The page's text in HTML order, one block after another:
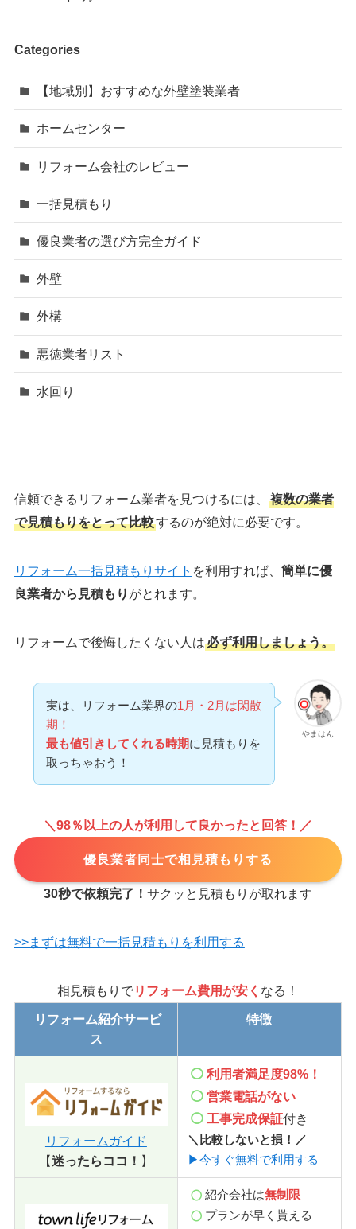
Categories
【地域別】おすすめな外壁塗装業者
ホームセンター
リフォーム会社のレビュー
一括見積もり
優良業者の選び方完全ガイド
外壁
外構
悪徳業者リスト
水回り
信頼できるリフォーム業者を見つけるには、
複数の業者
で見積もりをとって比較するのが絶対に必要です。
リフォーム一括見積もりサイト を利用すれば、 簡単に優
良業者から見積もり がとれます。
リフォームで後悔したくない人は必ず利用しましょう。
やまはん
実は、リフォーム業界の1月・2月は閑散
期！
最も値引きしてくれる時期に見積もりを
取っちゃおう！
＼98％以上の人が利用して良かったと回答！／
優良業者同士で相見積もりする
30秒で依頼完了！ サクッと見積もりが取れます
>>まずは無料で一括見積もりを利用する
相見積もりでリフォーム費用が安く なる！
リフォーム紹介サービ
ス
特徴
リフォームガイド
【迷ったらココ！ 】
利用者満足度98%！
営業電話がない
工事完成保証付き
＼比較しないと損！／
▶今すぐ無料で利用する
紹介会社は無制限
プランが早く貰える